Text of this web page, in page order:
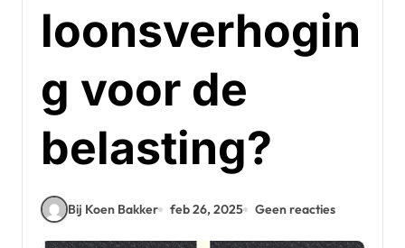
loonsverhogin
g voor de
belasting?
Bij Koen Bakker feb 26, 2025 Geen reacties